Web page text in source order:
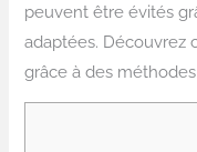
peuvent être évités
adaptées. Découvrez
grâce à des